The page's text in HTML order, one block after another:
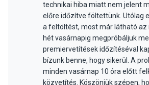
technikai hiba miatt nem jelent
előre időzítve föltettünk. Utólag
a feltöltést, most már látható
hét vasárnapig megpróbáljuk
premiervetítések időzítéséval
bízunk benne, hogy sikerül. A
minden vasárnap 10 óra előtt
közvetítés. Köszönjük szépen,